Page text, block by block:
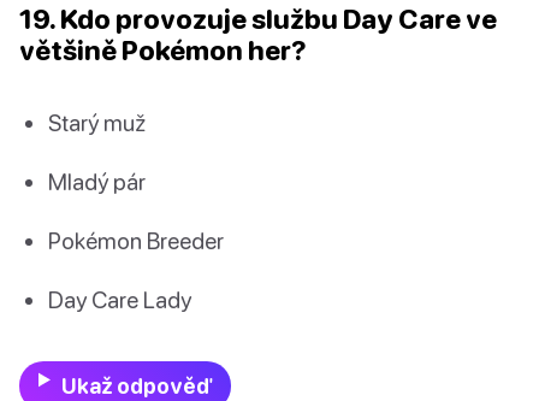
19. Kdo provozuje službu Day Care ve
většině Pokémon her?
Starý muž
Mladý pár
Pokémon Breeder
Day Care Lady
Ukaž odpověď